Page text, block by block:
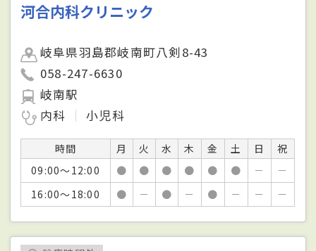
河合内科クリニック
岐阜県羽島郡岐南町八剣8-43
058-247-6630
岐南駅
内科
小児科
時間 月 火 水 木 金 土 日
祝
09:00～12:00
● ● ● ● ● ● －
－
16:00～18:00
● － ● － ● － － －